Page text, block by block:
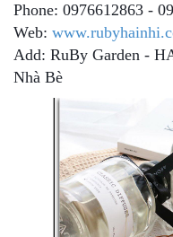
Phone: 0976612863 -
Web:
Add: RuBy Garden -
Nhà Bè